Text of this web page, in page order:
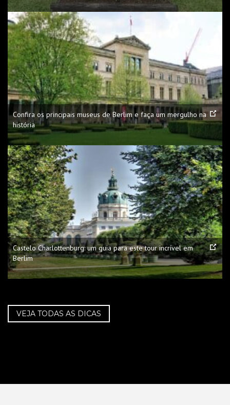
Confira os principais museus de Berlim e faça um mergulho na
história
Castelo Charlottenburg: um guia para este tour incrível em
Berlim
VEJA TODAS AS DICAS